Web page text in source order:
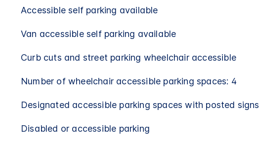
Accessible self parking available
Van accessible self parking available
Curb cuts and street parking wheelchair accessible
Number of wheelchair accessible parking spaces: 4
Designated accessible parking spaces with posted signs
Disabled or accessible parking